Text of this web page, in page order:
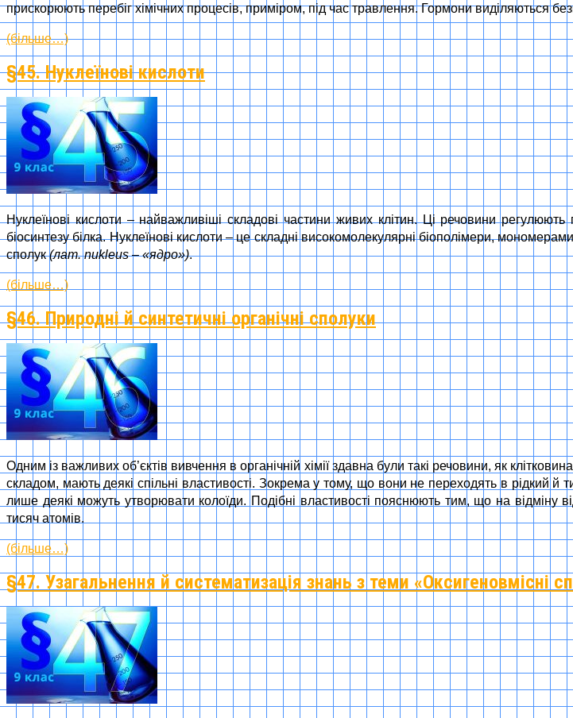
прискорюють перебіг хімічних процесів, приміром, під час травлення. Гормони виділяються
(більше…)
§45. Нуклеїнові кислоти
Нуклеїнові кислоти – найважливіші складові частини живих клітин. Ці речовини
біосинтезу білка. Нуклеїнові кислоти – це складні високомолекулярні біополімери,
сполук(лат. nukleus – «ядро»).
(більше…)
§46. Природні й синтетичні органічні сполуки
Одним із важливих об’єктів вивчення в органічній хімії здавна були такі речовини, як
складом, мають деякі спільні властивості. Зокрема у тому, що вони не переходять в рідкий й
лише деякі можуть утворювати колоїди. Подібні властивості пояснюють тим, що на відміну
тисяч атомів.
(більше…)
§47. Узагальнення й систематизація знань з теми «Оксигеновмісні